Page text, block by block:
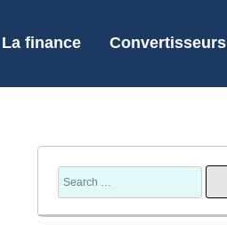
La finance Convertisseurs